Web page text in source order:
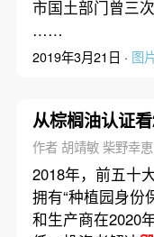
市国土部门曾三
……
2019年3月21日 · 图
从棕榈油认证
作者 胡靖敏 柴野幸
2018年，前五十
拥有“种植园身份
和生产商在2020